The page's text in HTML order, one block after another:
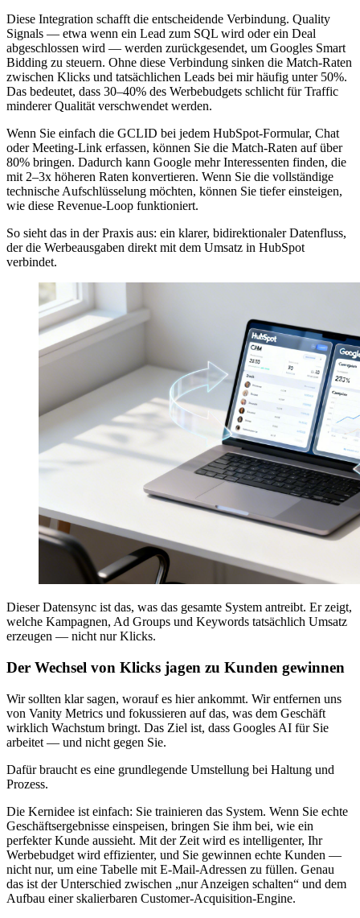
Diese Integration schafft die entscheidende Verbindung. Quality
Signals — etwa wenn ein Lead zum SQL wird oder ein Deal
abgeschlossen wird — werden zurückgesendet, um Googles Smart
Bidding zu steuern. Ohne diese Verbindung sinken die Match-Raten
zwischen Klicks und tatsächlichen Leads bei mir häufig unter 50%.
Das bedeutet, dass 30–40% des Werbebudgets schlicht für Traffic
minderer Qualität verschwendet werden.
Wenn Sie einfach die GCLID bei jedem HubSpot-Formular, Chat
oder Meeting-Link erfassen, können Sie die Match-Raten auf über
80% bringen. Dadurch kann Google mehr Interessenten finden, die
mit 2–3x höheren Raten konvertieren. Wenn Sie die vollständige
technische Aufschlüsselung möchten, können Sie tiefer einsteigen,
wie diese Revenue-Loop funktioniert.
So sieht das in der Praxis aus: ein klarer, bidirektionaler Datenfluss,
der die Werbeausgaben direkt mit dem Umsatz in HubSpot
verbindet.
Dieser Datensync ist das, was das gesamte System antreibt. Er zeigt,
welche Kampagnen, Ad Groups und Keywords tatsächlich Umsatz
erzeugen — nicht nur Klicks.
Der Wechsel von Klicks jagen zu Kunden gewinnen
Wir sollten klar sagen, worauf es hier ankommt. Wir entfernen uns
von Vanity Metrics und fokussieren auf das, was dem Geschäft
wirklich Wachstum bringt. Das Ziel ist, dass Googles AI für Sie
arbeitet — und nicht gegen Sie.
Dafür braucht es eine grundlegende Umstellung bei Haltung und
Prozess.
Die Kernidee ist einfach: Sie trainieren das System. Wenn Sie echte
Geschäftsergebnisse einspeisen, bringen Sie ihm bei, wie ein
perfekter Kunde aussieht. Mit der Zeit wird es intelligenter, Ihr
Werbebudget wird effizienter, und Sie gewinnen echte Kunden —
nicht nur, um eine Tabelle mit E-Mail-Adressen zu füllen. Genau
das ist der Unterschied zwischen „nur Anzeigen schalten“ und dem
Aufbau einer skalierbaren Customer-Acquisition-Engine.